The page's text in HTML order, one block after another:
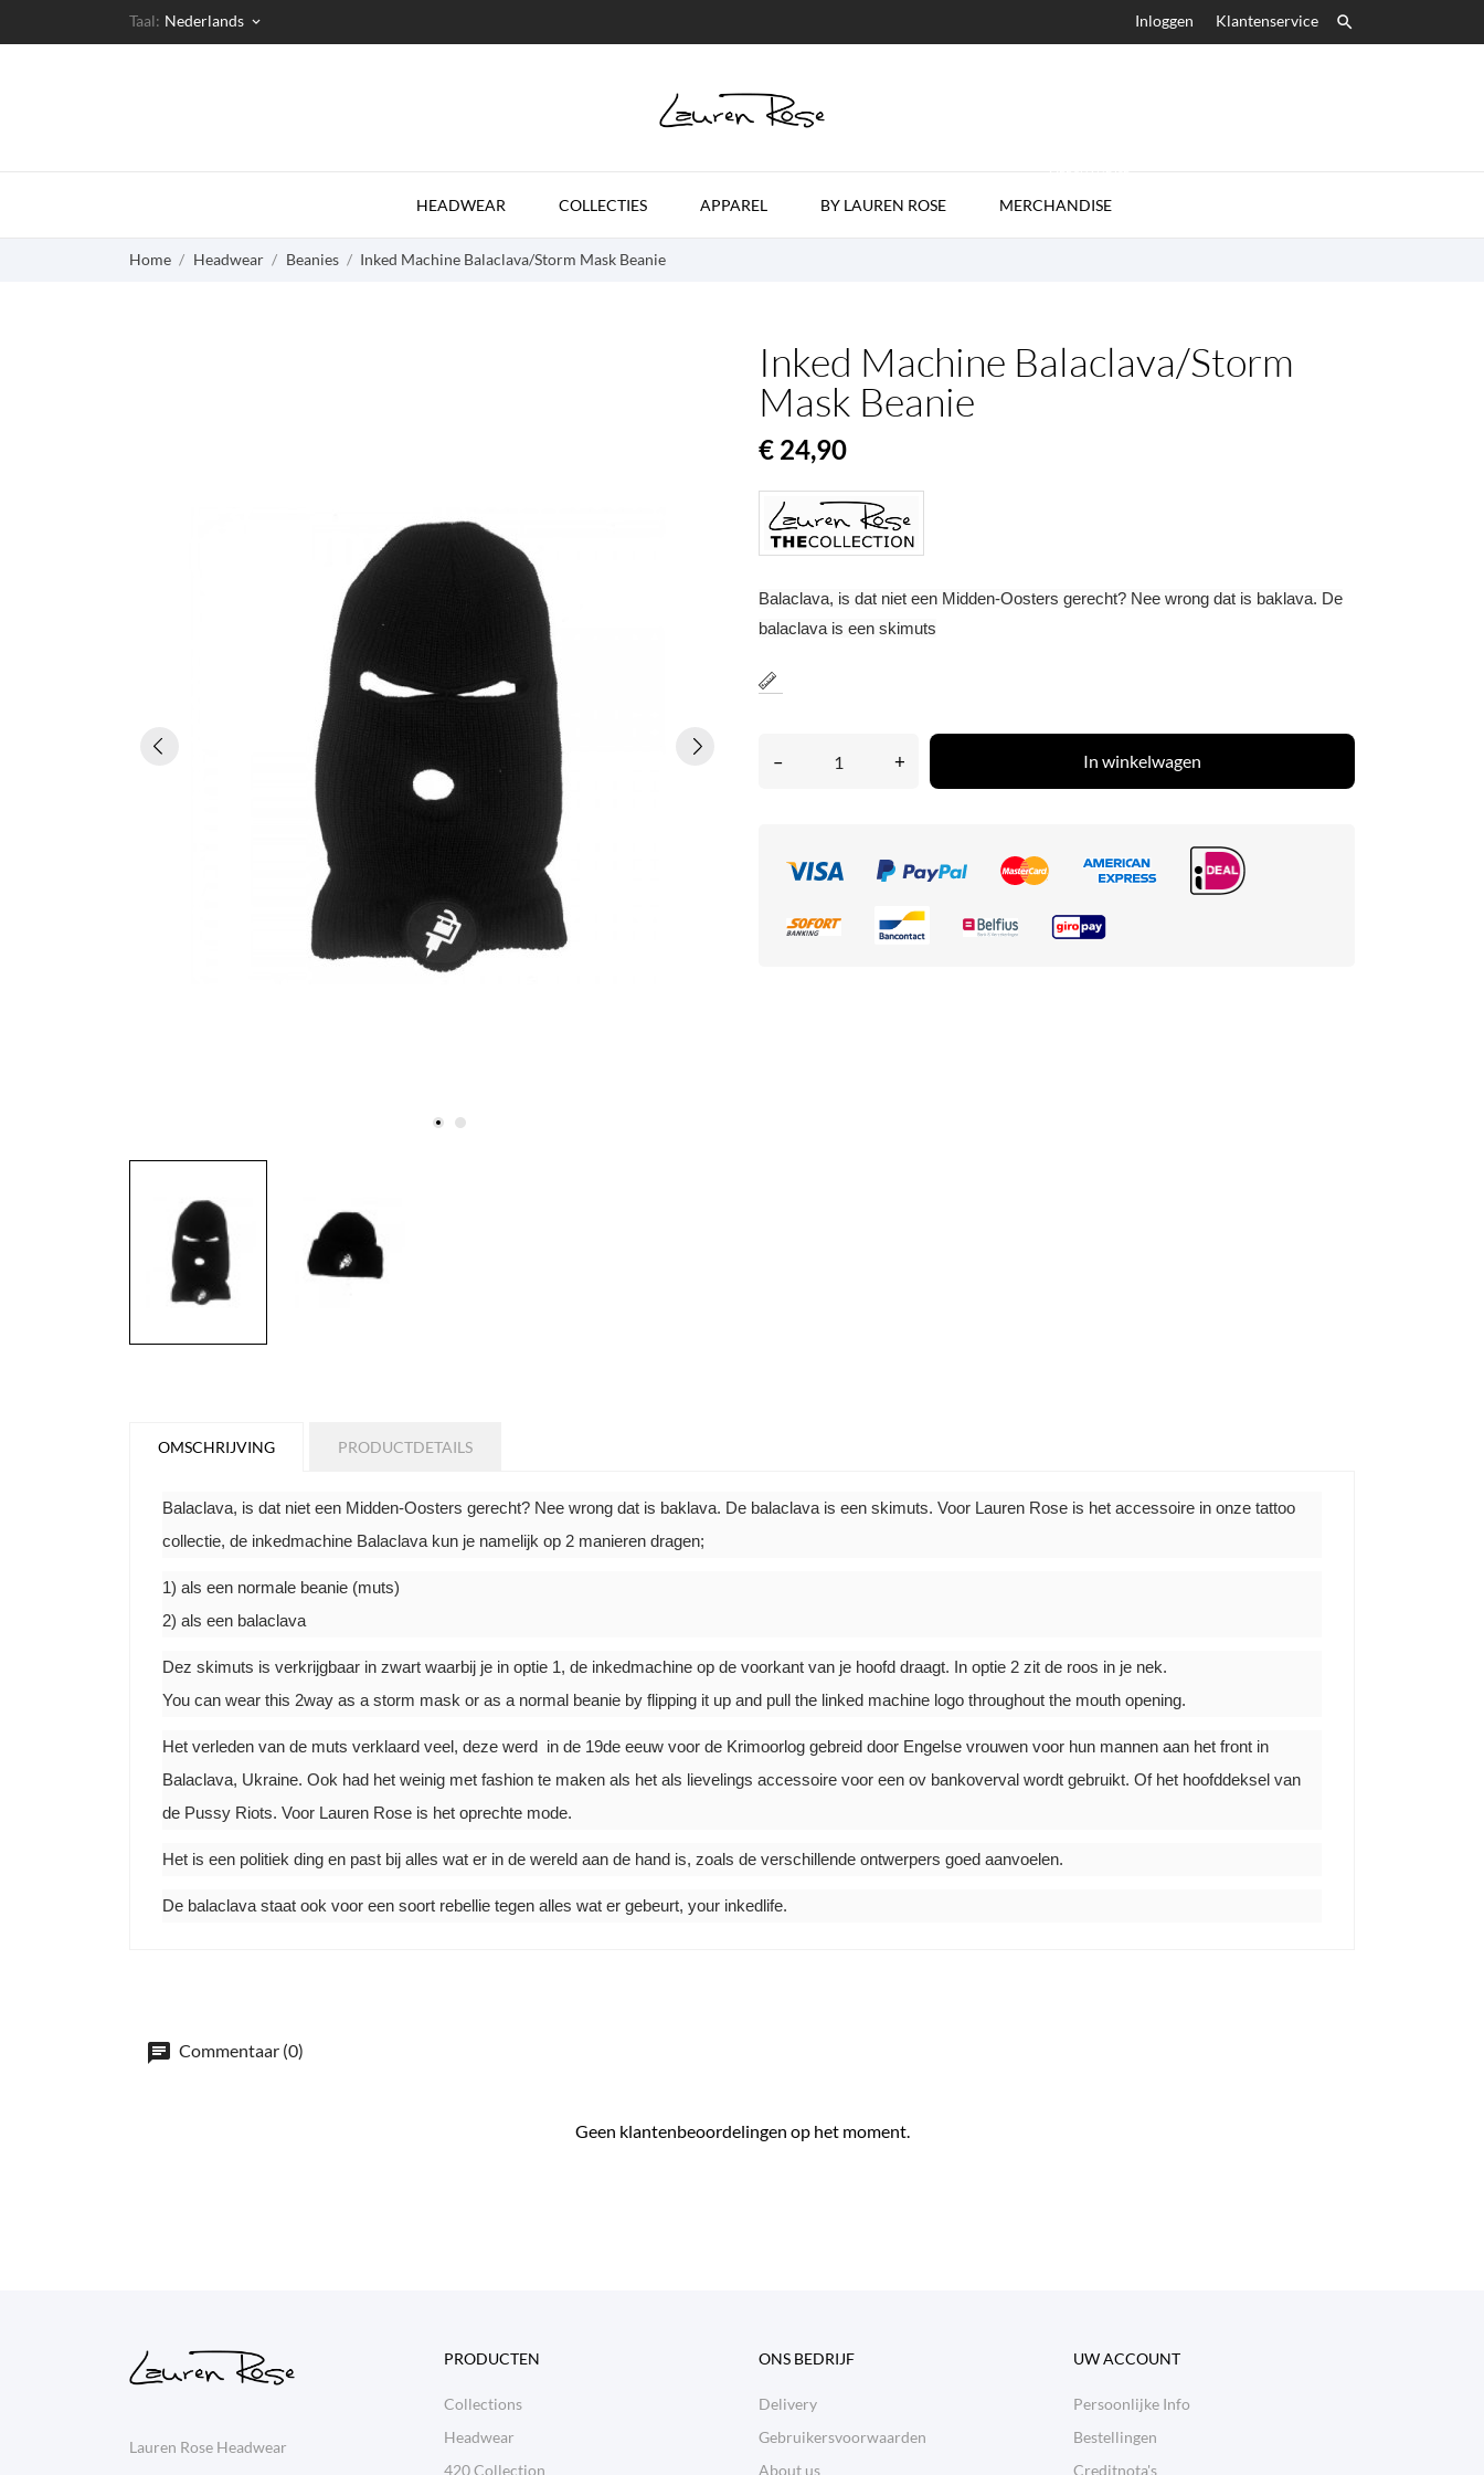
Taal: Nederlands keyboard_arrow_down Inloggen Klantenservice 
HEADWEAR COLLECTIES APPAREL BY LAUREN ROSE MERCHANDISE
Home Headwear Beanies Inked Machine Balaclava/Storm Mask Beanie
Inked Machine Balaclava/Storm
Mask Beanie
€ 24,90
Balaclava, is dat niet een Midden-Oosters gerecht? Nee wrong dat is baklava. De
balaclava is een skimuts
– + In winkelwagen
OMSCHRIJVING PRODUCTDETAILS
Balaclava, is dat niet een Midden-Oosters gerecht? Nee wrong dat is baklava. De balaclava is een skimuts. Voor Lauren Rose is het accessoire in onze tattoo
collectie, de inkedmachine Balaclava kun je namelijk op 2 manieren dragen;
1) als een normale beanie (muts)
2) als een balaclava
Dez skimuts is verkrijgbaar in zwart waarbij je in optie 1, de inkedmachine op de voorkant van je hoofd draagt. In optie 2 zit de roos in je nek.
You can wear this 2way as a storm mask or as a normal beanie by flipping it up and pull the linked machine logo throughout the mouth opening.
Het verleden van de muts verklaard veel, deze werd in de 19de eeuw voor de Krimoorlog gebreid door Engelse vrouwen voor hun mannen aan het front in
Balaclava, Ukraine. Ook had het weinig met fashion te maken als het als lievelings accessoire voor een ov bankoverval wordt gebruikt. Of het hoofddeksel van
de Pussy Riots. Voor Lauren Rose is het oprechte mode.
Het is een politiek ding en past bij alles wat er in de wereld aan de hand is, zoals de verschillende ontwerpers goed aanvoelen.
De balaclava staat ook voor een soort rebellie tegen alles wat er gebeurt, your inkedlife.
Commentaar (0)
Geen klantenbeoordelingen op het moment.
Lauren Rose Headwear
PRODUCTEN
Collections
Headwear
420 Collection
ONS BEDRIJF
Delivery
Gebruikersvoorwaarden
About us
UW ACCOUNT
Persoonlijke Info
Bestellingen
Creditnota's